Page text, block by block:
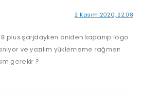
2 Kasım 2020, 22:08
plus şarjdayken aniden kapanıp logo
ve yazılım yüklememe rağmen
gerekir ?